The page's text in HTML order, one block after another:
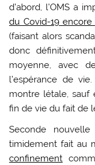
d’abord, l’OMS a
du Covid-19 encore
(faisant alors
donc
moyenne, avec
l’espérance de
montre létale, sauf
fin de vie du fait de
Seconde
timidement fait au
confinement